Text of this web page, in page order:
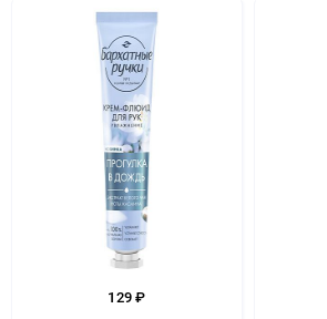
129 ₽